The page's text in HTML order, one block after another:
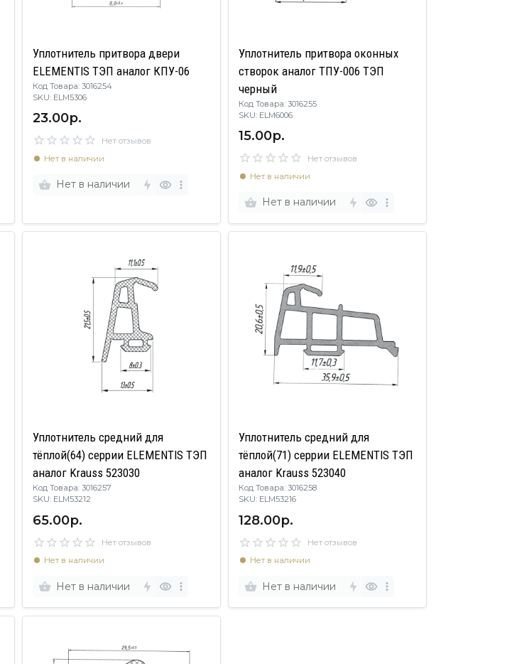
Уплотнитель притвора двери
ELEMENTIS ТЭП аналог КПУ-06
Код Товара: 3016254
SKU: ELM5306
23.00р.
Нет отзывов
Нет в наличии
Нет в наличии
Уплотнитель притвора оконных
створок аналог ТПУ-006 ТЭП
черный
Код Товара: 3016255
SKU: ELM6006
15.00р.
Нет отзывов
Нет в наличии
Нет в наличии
Уплотнитель средний для
тёплой(64) серрии ELEMENTIS ТЭП
аналог Krauss 523030
Код Товара: 3016257
SKU: ELM53212
65.00р.
Нет отзывов
Нет в наличии
Нет в наличии
Уплотнитель средний для
тёплой(71) серрии ELEMENTIS ТЭП
аналог Krauss 523040
Код Товара: 3016258
SKU: ELM53216
128.00р.
Нет отзывов
Нет в наличии
Нет в наличии